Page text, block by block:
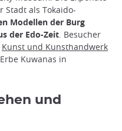
Stadt als Tokaido-
Modellen der Burg
der Edo-Zeit . Besucher
Kunst und Kunsthandwerk
Kuwanas in
und